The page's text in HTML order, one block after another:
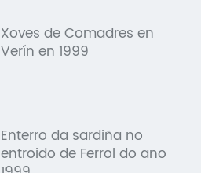
Xoves de Comadres en
Verín en 1999
Enterro da sardiña no
entroido de Ferrol do ano